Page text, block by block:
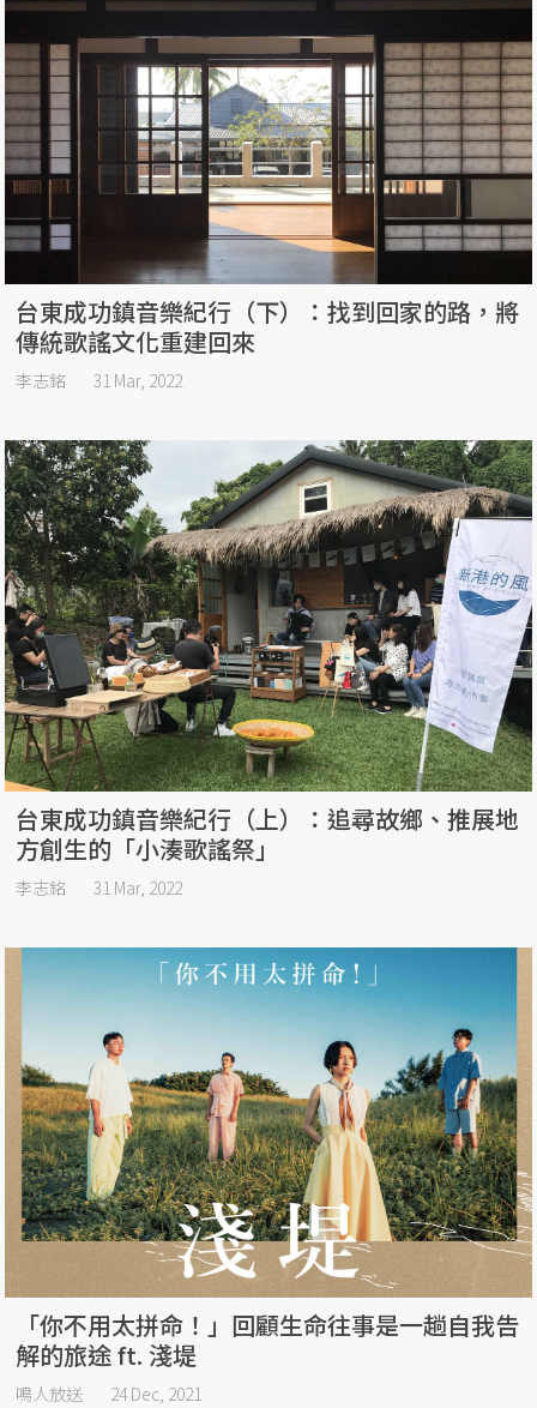
台東成功鎮音樂紀行（下）：找到回家的路，將
傳統歌謠文化重建回來
李志銘 31 Mar, 2022
台東成功鎮音樂紀行（上）：追尋故鄉、推展地
方創生的「小湊歌謠祭」
李志銘 31 Mar, 2022
「你不用太拼命！」回顧生命往事是一趟自我告
解的旅途 ft. 淺堤
鳴人放送 24 Dec, 2021